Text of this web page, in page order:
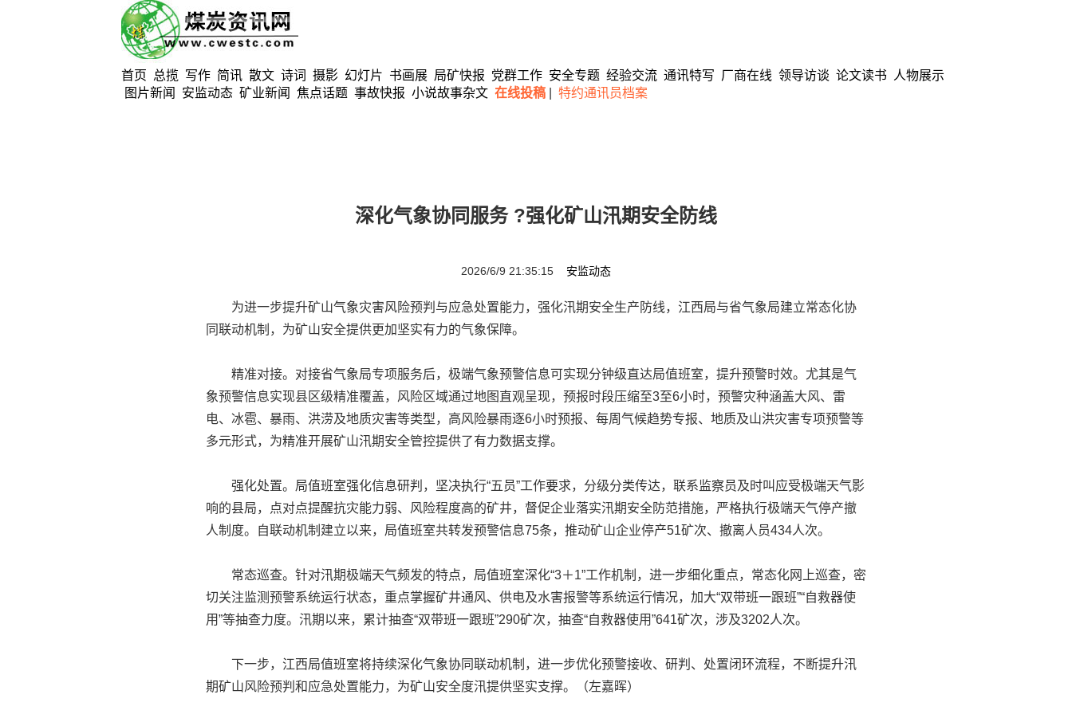
首页 总揽 写作 简讯 散文 诗词 摄影 幻灯片 书画展 局矿快报 党群工作 安全专题 经验交流 通讯特写 厂商在线 领导访谈 论文读书
人物展示
图片新闻
安监动态 矿业新闻 焦点话题 事故快报 小说故事杂文 在线投稿 特约通讯员档案
深化气象协同服务 ?强化矿山汛期安全防线
2026/6/9 21:35:15 安监动态
为进一步提升矿山气象灾害风险预判与应急处置能力，强化汛期安全生产防线，江西局与省气象局建立常态化协
同联动机制，为矿山安全提供更加坚实有力的气象保障。
精准对接。对接省气象局专项服务后，极端气象预警信息可实现分钟级直达局值班室，提升预警时效。尤其是气
象预警信息实现县区级精准覆盖，风险区域通过地图直观呈现，预报时段压缩至3至6小时，预警灾种涵盖大风、雷
电、冰雹、暴雨、洪涝及地质灾害等类型，高风险暴雨逐6小时预报、每周气候趋势专报、地质及山洪灾害专项预警等
多元形式，为精准开展矿山汛期安全管控提供了有力数据支撑。
强化处置。局值班室强化信息研判，坚决执行“五员”工作要求，分级分类传达，联系监察员及时叫应受极端天气影
响的县局，点对点提醒抗灾能力弱、风险程度高的矿井，督促企业落实汛期安全防范措施，严格执行极端天气停产撤
人制度。自联动机制建立以来，局值班室共转发预警信息75条，推动矿山企业停产51矿次、撤离人员434人次。
常态巡查。针对汛期极端天气频发的特点，局值班室深化“3＋1”工作机制，进一步细化重点，常态化网上巡查，密
切关注监测预警系统运行状态，重点掌握矿井通风、供电及水害报警等系统运行情况，加大“双带班一跟班”“自救器使
用”等抽查力度。汛期以来，累计抽查“双带班一跟班”290矿次，抽查“自救器使用”641矿次，涉及3202人次。
下一步，江西局值班室将持续深化气象协同联动机制，进一步优化预警接收、研判、处置闭环流程，不断提升汛
期矿山风险预判和应急处置能力，为矿山安全度汛提供坚实支撑。（左嘉晖）